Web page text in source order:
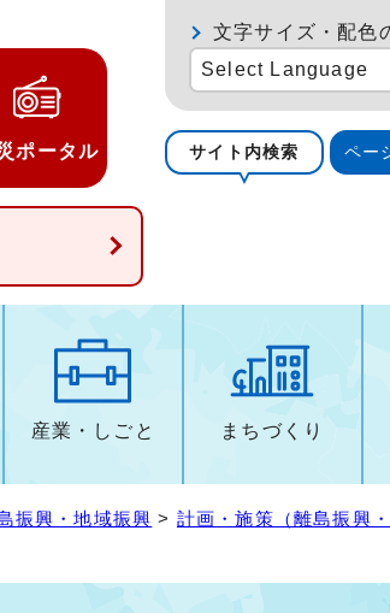
ポータル
文字サイズ・配色
Select Language
サイト内検索 ペー
産業・しごと まちづくり
振興・地域振興 > 計画・施策（離島振興・